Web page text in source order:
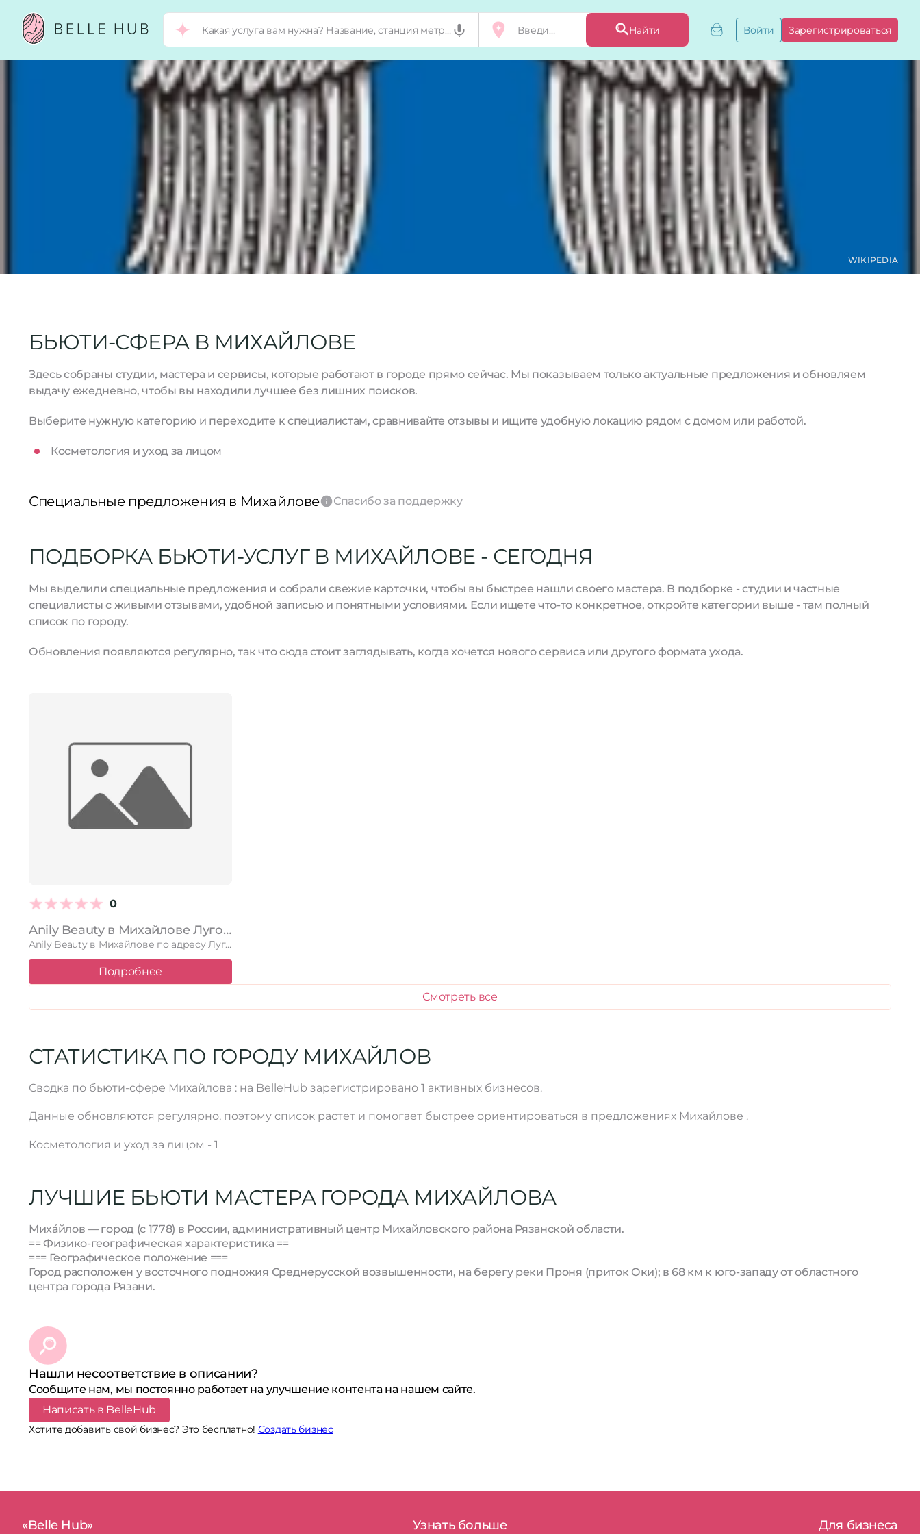
Найти
Добавить, привязать бизнес
Мой бизнес
Запросы на привязку
Сертификаты
Войти Зарегистрироваться
WIKIPEDIA
БЬЮТИ-СФЕРА В МИХАЙЛОВЕ
Здесь собраны студии, мастера и сервисы, которые работают в городе прямо сейчас. Мы показываем только актуальные предложения и обновляем
выдачу ежедневно, чтобы вы находили лучшее без лишних поисков.
Выберите нужную категорию и переходите к специалистам, сравнивайте отзывы и ищите удобную локацию рядом с домом или работой.
Косметология и уход за лицом
Специальные предложения в Михайлове Спасибо за поддержку
ПОДБОРКА БЬЮТИ-УСЛУГ В МИХАЙЛОВЕ - СЕГОДНЯ
Мы выделили специальные предложения и собрали свежие карточки, чтобы вы быстрее нашли своего мастера. В подборке - студии и частные
специалисты с живыми отзывами, удобной записью и понятными условиями. Если ищете что-то конкретное, откройте категории выше - там полный
список по городу.
Обновления появляются регулярно, так что сюда стоит заглядывать, когда хочется нового сервиса или другого формата ухода.
0
Anily Beauty в Михайлове Луговая улица, 20
Anily Beauty в Михайлове по адресу Луговая улица, 20. Читайте …
Подробнее
Смотреть все
СТАТИСТИКА ПО ГОРОДУ МИХАЙЛОВ
Сводка по бьюти-сфере Михайлова : на BelleHub зарегистрировано 1 активных бизнесов.
Данные обновляются регулярно, поэтому список растет и помогает быстрее ориентироваться в предложениях Михайлове .
Косметология и уход за лицом - 1
ЛУЧШИЕ БЬЮТИ МАСТЕРА ГОРОДА МИХАЙЛОВА
Миха́йлов — город (с 1778) в России, административный центр Михайловского района Рязанской области.
== Физико-географическая характеристика ==
=== Географическое положение ===
Город расположен у восточного подножия Среднерусской возвышенности, на берегу реки Проня (приток Оки); в 68 км к юго-западу от областного
центра города Рязани.
Нашли несоответствие в описании?
Сообщите нам, мы постоянно работает на улучшение контента на нашем сайте.
Написать в BelleHub
Хотите добавить свой бизнес? Это бесплатно! Создать бизнес
«Belle Hub» Узнать больше Для бизнеса